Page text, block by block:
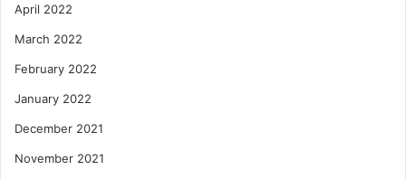
April 2022
March 2022
February 2022
January 2022
December 2021
November 2021